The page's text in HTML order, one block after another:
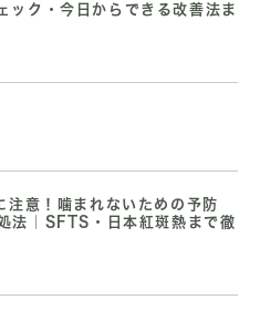
ック・今日からできる改善法ま
注意！噛まれないための予防
法｜SFTS・日本紅斑熱まで徹